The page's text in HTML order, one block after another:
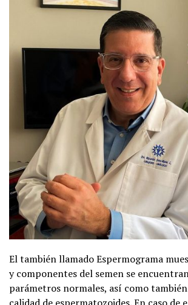
El también llamado Espermograma
y componentes del semen se
parámetros normales, así como